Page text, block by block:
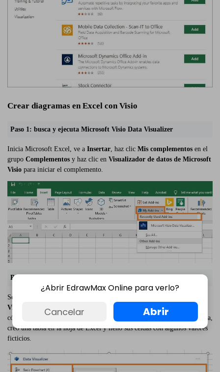
Crear diagramas en Excel con Visio
Paso 1: busca y ejecuta Microsoft Visio Data Visualizer
Inicia Microsoft Excel, ve a Insertar, haz clic Mis complementos en el
grupo Complementos y haz clic en Visualizador de datos de Microsoft
Visio para iniciar el complemento.
Paso 2: crear un diagrama de Visio
Selecciona una categoría de la sección izquierda del cuadro
Visualizer
y haz clic en tu diagrama preferido de la derecha. Observa
cómo Microsoft Visio Data Visualizer creó automáticamente un diagrama,
creó una tabla en la hoja de Excel y llenó sus celdas con algunos valores
ficticios.
¿Abrir EdrawMax Online para verlo?
Cancelar Abrir